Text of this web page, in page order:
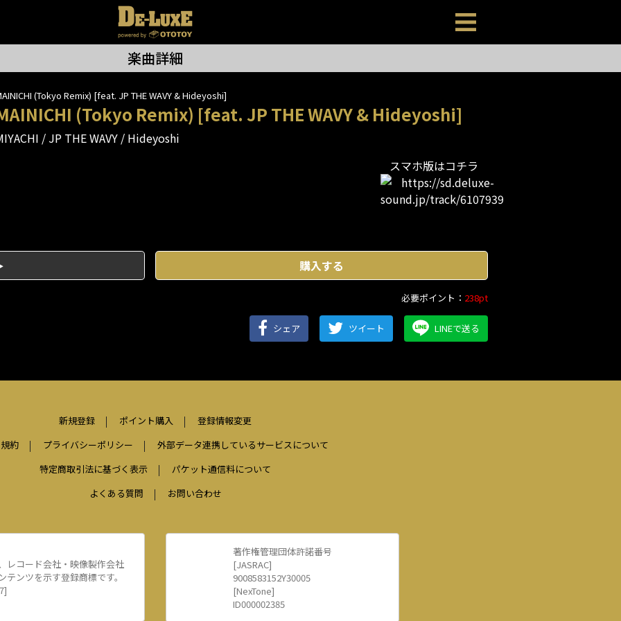
楽曲詳細
(Tokyo Remix) [feat. JP THE WAVY & Hideyoshi]
(Tokyo Remix) [feat. JP THE WAVY & Hideyoshi]
JP THE WAVY
Hideyoshi
スマホ版はコチラ
購入する
必要ポイント： 238pt
シェア ツイート LINEで送る
新規登録 ポイント購入
登録情報変更
約
プライバシーポリシー
外部データ連携しているサービスについて
特定商取引法に基づく表示
パケット通信料について
よくある質問
お問い合わせ
レコード会社・映像製作会社
テンツを示す登録商標です。
著作権管理団体許諾番号
[JASRAC]
9008583152Y30005
[NexTone]
ID000002385